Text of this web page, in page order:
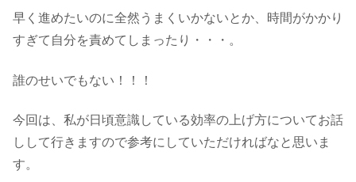
早く進めたいのに全然うまくいかないとか、時間がかかり
すぎて自分を責めてしまったり・・・。
誰のせいでもない！！！
今回は、私が日頃意識している効率の上げ方についてお話
しして行きますので参考にしていただければなと思いま
す。